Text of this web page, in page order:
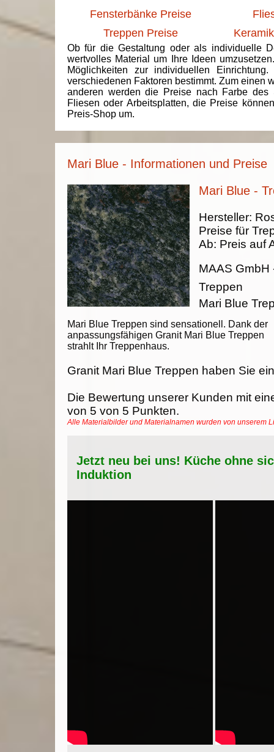
Fensterbänke Preise
Treppen Preise
Ob für die Gestaltung oder als individuelle
wertvolles Material um Ihre Ideen
Möglichkeiten zur individuellen
verschiedenen Faktoren bestimmt. Zum einen
anderen werden die Preise nach Farbe des
Fliesen oder Arbeitsplatten, die Preise
Preis-Shop um.
Mari Blue - Informationen und Preise
Mari Blue -
Mari Blue Treppen sind sensationell. Dank der
anpassungsfähigen Granit Mari Blue Treppen
strahlt Ihr Treppenhaus.
Hersteller:
Preise für
Ab: Preis auf
MAAS GmbH
Treppen
Mari Blue
Granit Mari Blue Treppen haben Sie
Die Bewertung unserer Kunden mit
von 5 von 5 Punkten.
Alle Materialbilder und Materialnamen wurden von unserem
Jetzt neu bei uns! Küche ohne
Induktion